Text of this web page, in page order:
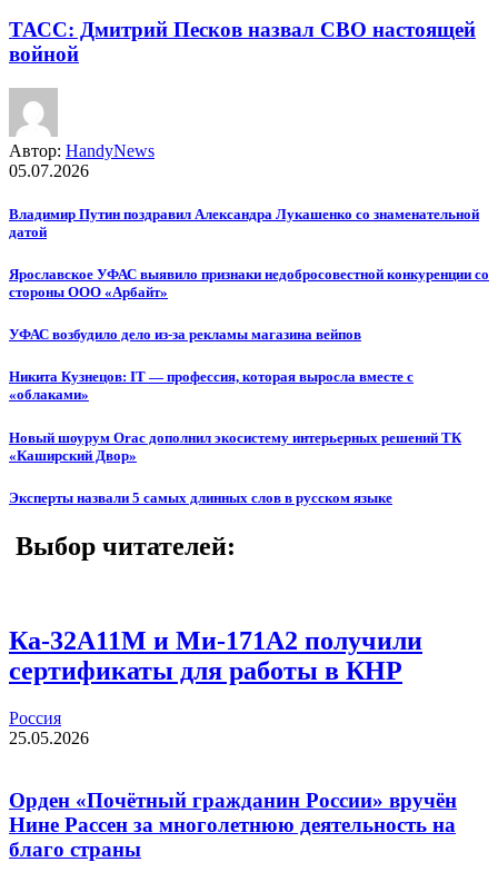
ТАСС: Дмитрий Песков назвал СВО настоящей
войной
Автор: HandyNews
05.07.2026
Владимир Путин поздравил Александра Лукашенко со знаменательной
датой
Ярославское УФАС выявило признаки недобросовестной конкуренции со
стороны ООО «Арбайт»
УФАС возбудило дело из-за рекламы магазина вейпов
Никита Кузнецов: IT — профессия, которая выросла вместе с
«облаками»
Новый шоурум Orac дополнил экосистему интерьерных решений ТК
«Каширский Двор»
Эксперты назвали 5 самых длинных слов в русском языке
Выбор читателей:
Ка-32А11М и Ми-171А2 получили
сертификаты для работы в КНР
Россия
25.05.2026
Орден «Почётный гражданин России» вручён
Нине Рассен за многолетнюю деятельность на
благо страны